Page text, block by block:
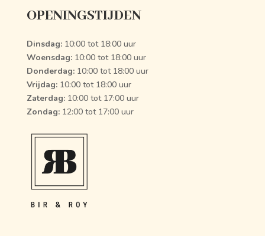
OPENINGSTIJDEN
Dinsdag:10:00 tot 18:00 uur
Woensdag:10:00 tot 18:00 uur
Donderdag:10:00 tot 18:00 uur
Vrijdag:10:00 tot 18:00 uur
Zaterdag:10:00 tot 17:00 uur
Zondag:12:00 tot 17:00 uur